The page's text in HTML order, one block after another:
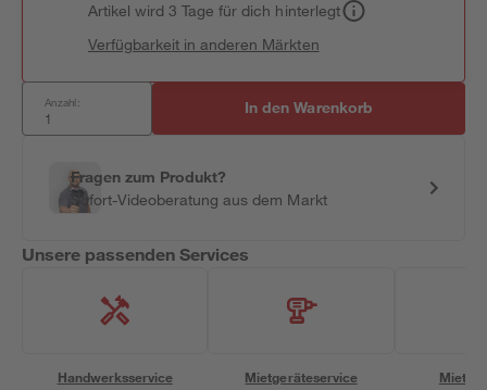
Artikel wird 3 Tage für dich hinterlegt
Verfügbarkeit in anderen Märkten
Anzahl: In den Warenkorb
Fragen zum Produkt?
Sofort-Videoberatung aus dem Markt
Unsere passenden Services
Handwerksservice Mietgeräteservice